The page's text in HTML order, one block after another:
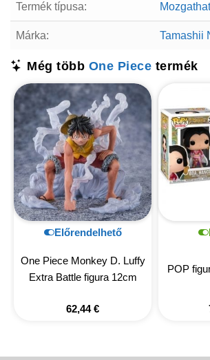
Termék típusa:
Márka: Tamashii
Még több One Piece termék
Előrendelhető
One Piece Monkey D. Luffy
Extra Battle figura 12cm
62,44€
POP